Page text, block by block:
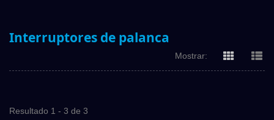
Interruptores de palanca
Mostrar:
Resultado 1 - 3 de 3